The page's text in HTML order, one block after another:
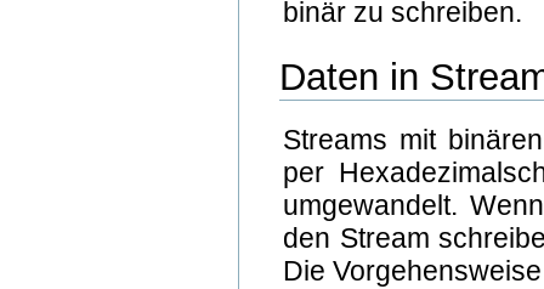
binär zu schreiben.
Daten in
Streams mit
per
umgewandelt.
den Stream
Die